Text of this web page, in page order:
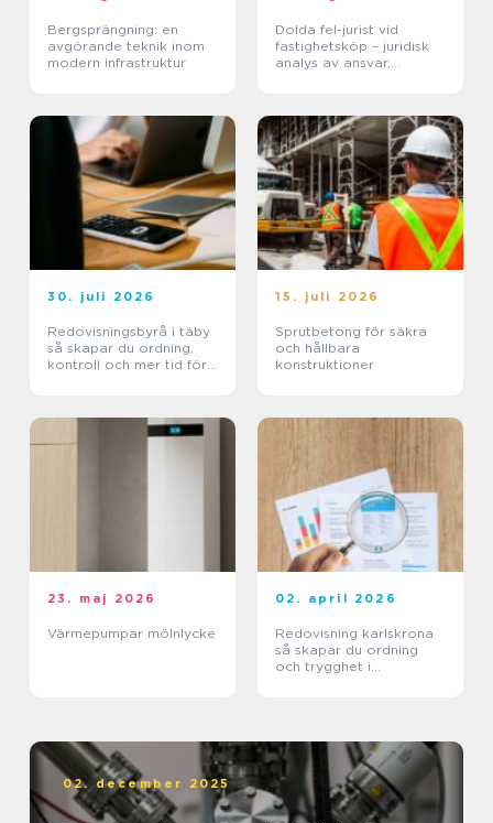
Bergsprängning: en
avgörande teknik inom
modern infrastruktur
Dolda fel-jurist vid
fastighetsköp – juridisk
analys av ansvar,
30. juli 2026
Redovisningsbyrå i täby
så skapar du ordning,
kontroll och mer tid för
15. juli 2026
Sprutbetong för säkra
och hållbara
konstruktioner
23. maj 2026
Värmepumpar mölnlycke
02. april 2026
Redovisning karlskrona
så skapar du ordning
och trygghet i
02. december 2025